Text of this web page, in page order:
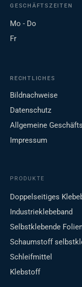
GESCHÄFTSZEITEN
Mo - Do
Fr
RECHTLICHES
Bildnachweise
Datenschutz
Allgemeine
Impressum
PRODUKTE
Doppelseitiges
Industrieklebeband
Selbstklebende
Schaumstoff
Schleifmittel
Klebstoff